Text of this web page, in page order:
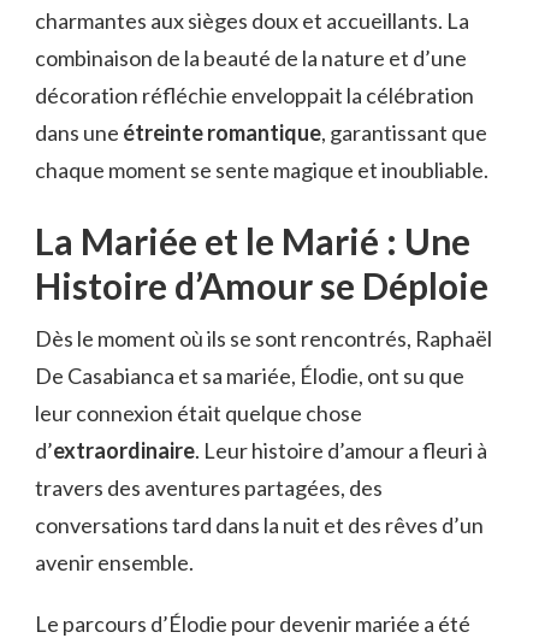
charmantes aux sièges doux et accueillants. La
combinaison de la beauté de la nature et d’une
décoration réfléchie enveloppait la célébration
dans une étreinte romantique, garantissant que
chaque moment se sente magique et inoubliable.
La Mariée et le Marié : Une
Histoire d’Amour se Déploie
Dès le moment où ils se sont rencontrés, Raphaël
De Casabianca et sa mariée, Élodie, ont su que
leur connexion était quelque chose
d’extraordinaire. Leur histoire d’amour a fleuri à
travers des aventures partagées, des
conversations tard dans la nuit et des rêves d’un
avenir ensemble.
Le parcours d’Élodie pour devenir mariée a été